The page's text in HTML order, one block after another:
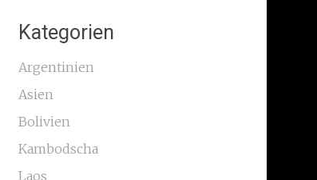
Kategorien
Argentinien
Asien
Bolivien
Kambodscha
Laos